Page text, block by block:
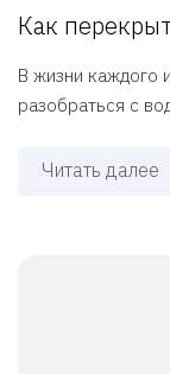
Как
В жизни каждого
разобраться с
Читать далее